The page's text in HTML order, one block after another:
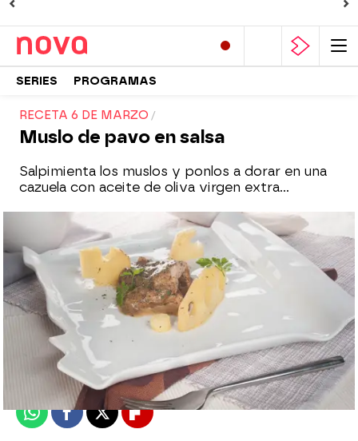
SERIES PROGRAMAS
RECETA 6 DE MARZO
Muslo de pavo en salsa
Salpimienta los muslos y ponlos a dorar en una
cazuela con aceite de oliva virgen extra...
Nova
Madrid
Publicado: 06 de marzo de 2014, 16:35
WhatsappFacebook
X Flipboard